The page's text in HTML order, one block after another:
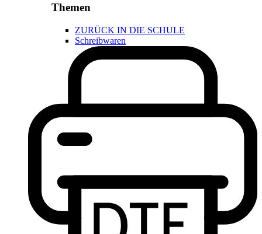
Themen
ZURÜCK IN DIE SCHULE
Schreibwaren